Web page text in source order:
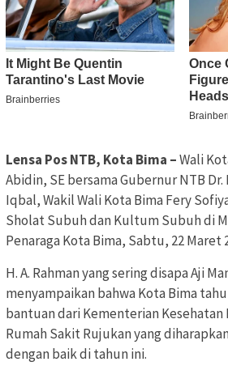
Lensa Pos NTB, Kota Bima –Wali
Abidin, SE bersama Gubernur NTB
Iqbal, Wakil Wali Kota Bima Fery
Sholat Subuh dan Kultum Subuh di
Penaraga Kota Bima, Sabtu, 22 Maret
H. A. Rahman yang sering disapa Aji
menyampaikan bahwa Kota Bima
bantuan dari Kementerian
Rumah Sakit Rujukan yang
dengan baik di tahun ini.